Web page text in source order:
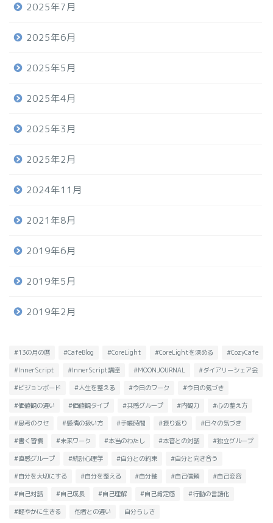
2025年7月
2025年6月
2025年5月
2025年4月
2025年3月
2025年2月
2024年11月
2021年8月
2019年6月
2019年5月
2019年2月
#13の月の暦 #CafeBlog #CoreLight #CoreLightを深める #CozyCafe
#InnerScript #InnerScript講座 #MOONJOURNAL #ダイアリーシェア会
#ビジョンボード #人生を整える #今日のワーク #今日の気づき
#価値観の違い #価値観タイプ #共感グループ #内観力 #心の整え方
#思考のクセ #感情の扱い方 #手帳時間 #振り返り #日々の気づき
#書く習慣 #未来ワーク #本当のわたし #本音との対話 #独立グループ
#直感グループ #統計心理学 #自分との約束 #自分と向き合う
#自分を大切にする #自分を整える #自分軸 #自己信頼 #自己変容
#自己対話 #自己成長 #自己理解 #自己肯定感 #行動の言語化
#軽やかに生きる 他者との違い 自分らしさ